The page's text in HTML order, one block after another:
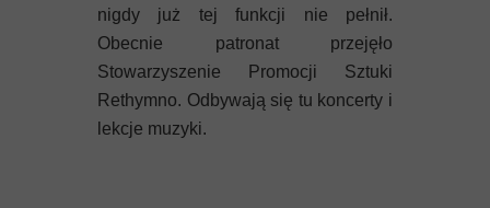
nigdy już tej funkcji nie pełnił.
Obecnie patronat przejęło
Stowarzyszenie Promocji Sztuki
Rethymno. Odbywają się tu koncerty i
lekcje muzyki.